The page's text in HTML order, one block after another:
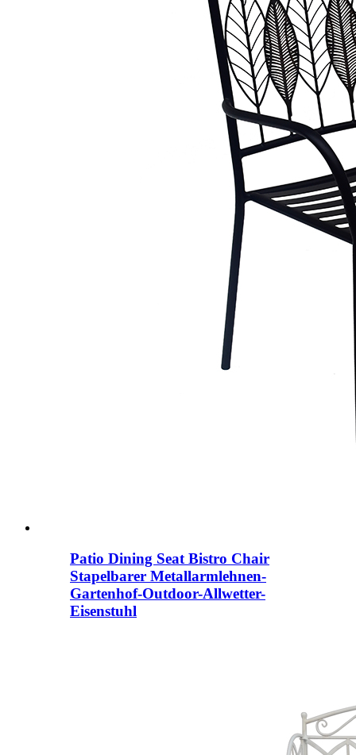
Patio Dining Seat Bistro Chair
Stapelbarer Metallarmlehnen-
Gartenhof-Outdoor-Allwetter-
Eisenstuhl